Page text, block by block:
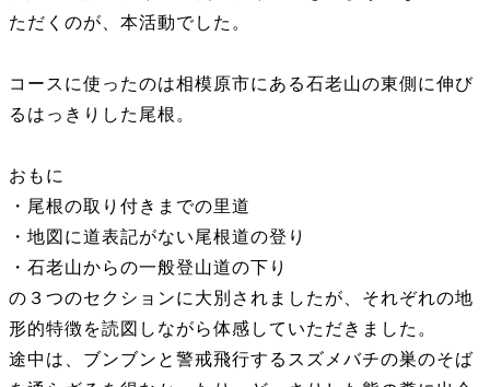
ただくのが、本活動でした。
コースに使ったのは相模原市にある石老山の東側に伸び
るはっきりした尾根。
おもに
・尾根の取り付きまでの里道
・地図に道表記がない尾根道の登り
・石老山からの一般登山道の下り
の３つのセクションに大別されましたが、それぞれの地
形的特徴を読図しながら体感していただきました。
途中は、ブンブンと警戒飛行するスズメバチの巣のそば